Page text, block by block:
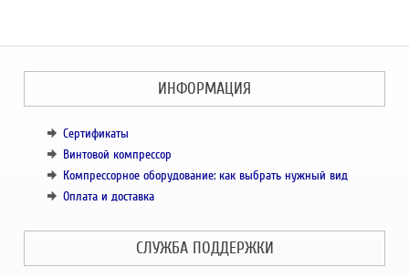
ИНФОРМАЦИЯ
Сертификаты
Винтовой компрессор
Компрессорное оборудование: как выбрать нужный вид
Оплата и доставка
СЛУЖБА ПОДДЕРЖКИ